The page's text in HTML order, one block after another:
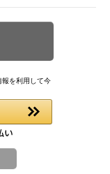
を利用して今